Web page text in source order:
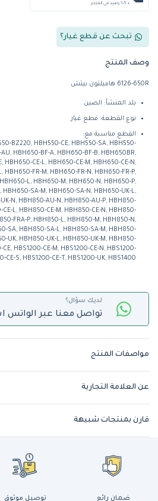
+ %5 رصيد في المتجر
تبحث عن قطع غيار؟
وصف المنتج
6126-650R هاميلتون بيتش
بلد المنشأ: الصين
نوع القطعة: قطع غيار
القطع مناسبة مع:
BZ220, HBH550-CE, HBH550-SA, HBH550-
HBH650-BF-A, HBH650-BF-B, HBH650BR,
HBH650-CE-L, HBH650-CE-M, HBH650-CE-N,
HBH650-FR-M, HBH650-FR-N, HBH650-FR-P,
L, HBH650-M, HBH650-N, HBH650-P,
HBH650-SA-M, HBH650-SA-N, HBH650-UK-L,
N, HBH850-AU-N, HBH850-AU-P, HBH850-
L, HBH850-CE-M, HBH850-CE-N, HBH850-
FRA-P, HBH850-L, HBH850-M, HBH850-N,
SA, HBH850-SA-L, HBH850-SA-M, HBH850-
UK, HBH850-UK-L, HBH850-UK-M, HBH850-
HBS1200-CE-M, HBS1200-CE-N, HBS1200-
CE-S, HBS1200-CE-T, HBS1200-UK, HBS1400
لديك سؤال؟
تواصل معنا عبر الواتس
مواصفات المنتج
عن العلامة التجارية
قارن بمنتجات شبيهة
ضمان رائع توصيل موثوق